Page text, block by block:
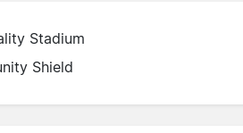
Stadium
Shield